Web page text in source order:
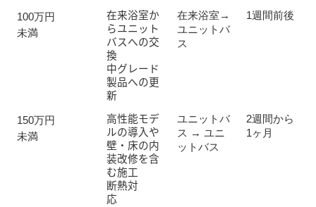
100万円
未満
在来浴室か
らユニット
バスへの交
換
中グレード
製品への更
新
在来浴室→
ユニットバ
ス
1週間前後
150万円
未満
高性能モデ
ルの導入や
壁・床の内
装改修を含
む施工
断熱対
応
ユニットバ
ス → ユニ
ットバス
2週間から
1ヶ月